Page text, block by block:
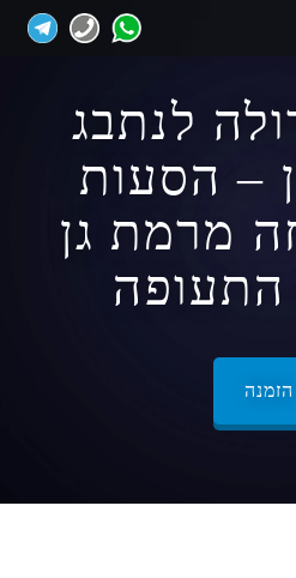
לנתבג
– הסעות
מרמת גן
הזמנה